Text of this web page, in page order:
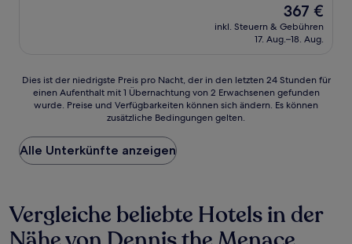
Der
Preis
beträgt
367 €
inkl. Steuern & Gebühren
17. Aug.–18. Aug.
Dies
der
Preis
pro
Nacht,
den
letzten
24 Stunden
Dies ist der niedrigste Preis pro Nacht, der in den letzten 24 Stunden für
einen Aufenthalt mit 1 Übernachtung von 2 Erwachsenen gefunden
wurde. Preise und Verfügbarkeiten können sich ändern. Es können
zusätzliche Bedingungen gelten.
Alle Unterkünfte anzeigen
Vergleiche beliebte Hotels in der